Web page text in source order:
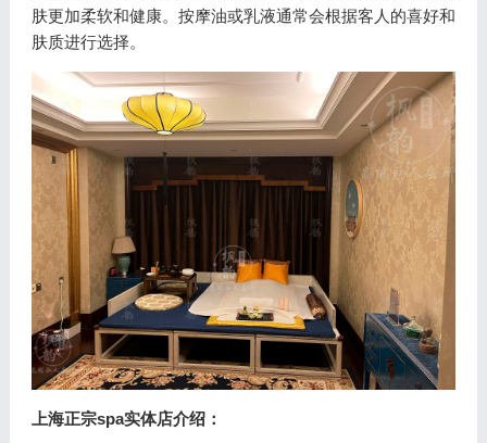
肤更加柔软和健康。按摩油或乳液通常会根据客人的喜好和
肤质进行选择。
上海正宗spa实体店介绍：